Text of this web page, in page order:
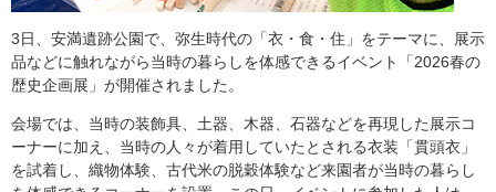
3日、安満遺跡公園で、弥生時代の「衣・食・住」をテーマに、展示
品などに触れながら当時の暮らしを体感できるイベント「2026春の
歴史企画展」が開催されました。
会場では、当時の装飾具、土器、木器、石器などを再現した展示コ
ーナーに加え、当時の人々が着用していたとされる衣装「貫頭衣」
を試着し、織物体験、古代米の脱穀体験など来園者が当時の暮らし